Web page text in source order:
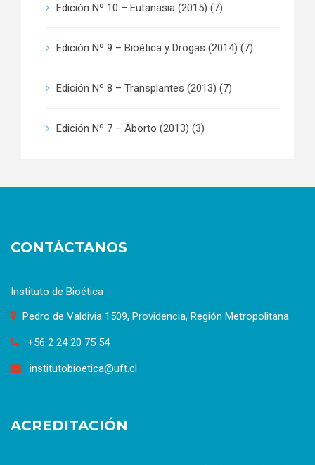
Edición Nº 10 – Eutanasia (2015) (7)
Edición Nº 9 – Bioética y Drogas (2014) (7)
Edición Nº 8 – Transplantes (2013) (7)
Edición Nº 7 – Aborto (2013) (3)
CONTÁCTANOS
Instituto de Bioética
Pedro de Valdivia 1509, Providencia, Región Metropolitana
+56 2 24 20 75 54
institutobioetica@uft.cl
ACREDITACIÓN